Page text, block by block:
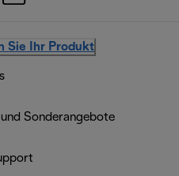
Sie Ihr Produkt
Sonderangebote